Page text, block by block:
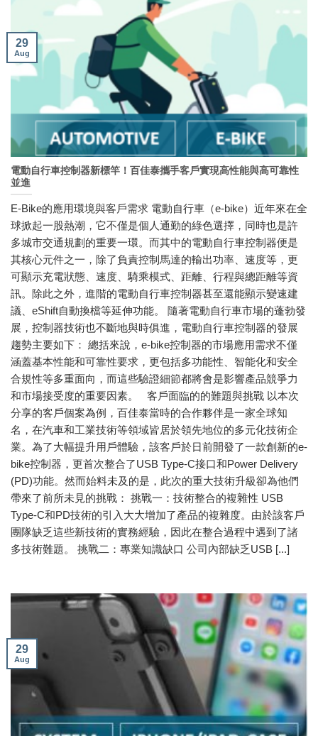
電動自行車控制器新標竿！百佳泰攜手客戶實現高性能與高可靠性
並進
E-Bike的應用環境與客戶需求 電動自行車（e-bike）近年來在全
球掀起一股熱潮，它不僅是個人通勤的綠色選擇，同時也是許
多城市交通規劃的重要一環。而其中的電動自行車控制器便是
其核心元件之一，除了負責控制馬達的輸出功率、速度等，更
可顯示充電狀態、速度、騎乘模式、距離、行程與總距離等資
訊。除此之外，進階的電動自行車控制器甚至還能顯示變速建
議、eShift自動換檔等延伸功能。 隨著電動自行車市場的蓬勃發
展，控制器技術也不斷地與時俱進，電動自行車控制器的發展
趨勢主要如下： 總括來說，e-bike控制器的市場應用需求不僅
涵蓋基本性能和可靠性要求，更包括多功能性、智能化和安全
合規性等多重面向，而這些驗證細節都將會是影響產品競爭力
和市場接受度的重要因素。 客戶面臨的的難題與挑戰 以本次
分享的客戶個案為例，百佳泰當時的合作夥伴是一家全球知
名，在汽車和工業技術等領域皆居於領先地位的多元化技術企
業。為了大幅提升用戶體驗，該客戶於日前開發了一款創新的e-
bike控制器，更首次整合了USB Type-C接口和Power Delivery
(PD)功能。然而始料未及的是，此次的重大技術升級卻為他們
帶來了前所未見的挑戰： 挑戰一：技術整合的複雜性 USB
Type-C和PD技術的引入大大增加了產品的複雜度。由於該客戶
團隊缺乏這些新技術的實務經驗，因此在整合過程中遇到了諸
多技術難題。 挑戰二：專業知識缺口 公司內部缺乏USB [...]
29
Aug
29
Aug